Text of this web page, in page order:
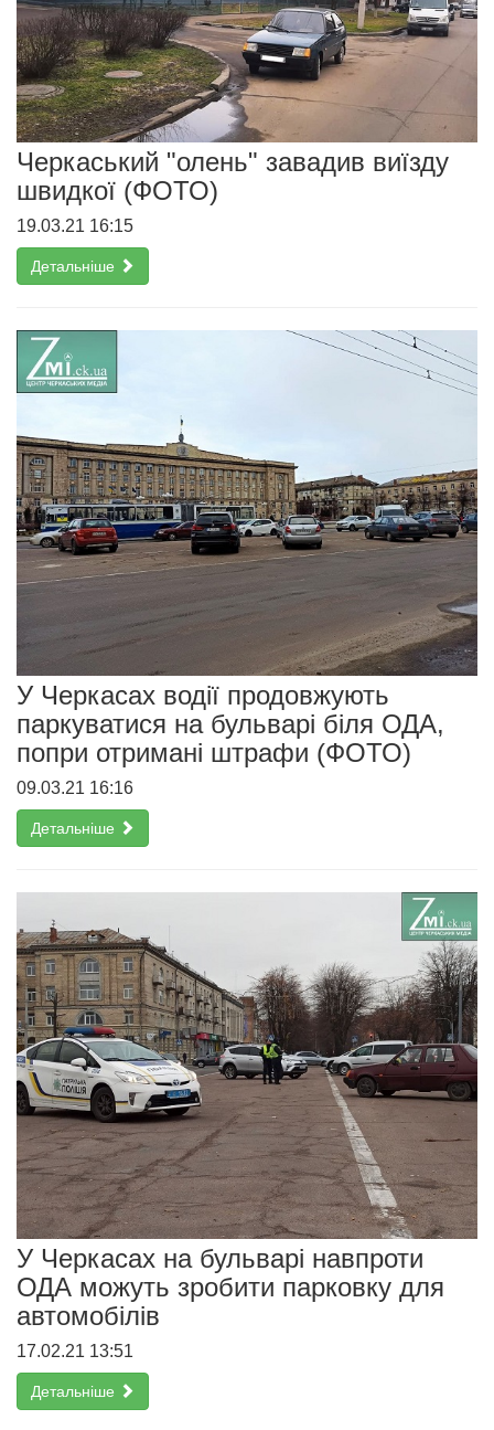
Черкаський "олень" завадив виїзду
швидкої (ФОТО)
19.03.21 16:15
Детальніше
У Черкасах водії продовжують
паркуватися на бульварі біля ОДА,
попри отримані штрафи (ФОТО)
09.03.21 16:16
Детальніше
У Черкасах на бульварі навпроти
ОДА можуть зробити парковку для
автомобілів
17.02.21 13:51
Детальніше